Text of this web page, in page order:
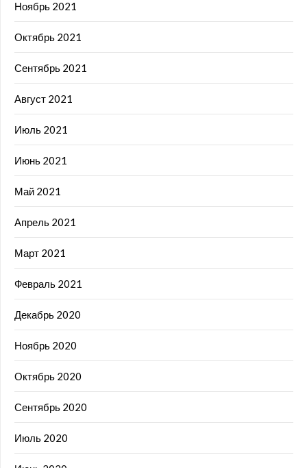
Ноябрь 2021
Октябрь 2021
Сентябрь 2021
Август 2021
Июль 2021
Июнь 2021
Май 2021
Апрель 2021
Март 2021
Февраль 2021
Декабрь 2020
Ноябрь 2020
Октябрь 2020
Сентябрь 2020
Июль 2020